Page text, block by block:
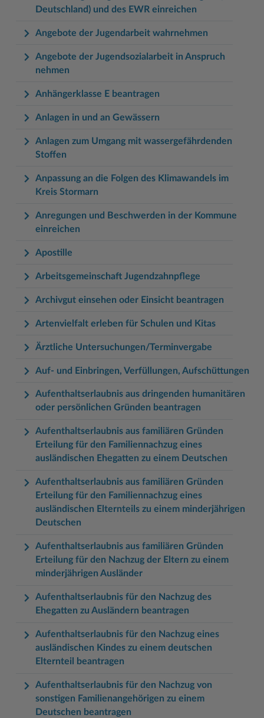
Deutschland) und des EWR einreichen
Angebote der Jugendarbeit wahrnehmen
Angebote der Jugendsozialarbeit in Anspruch
nehmen
Anhängerklasse E beantragen
Anlagen in und an Gewässern
Anlagen zum Umgang mit wassergefährdenden
Stoffen
Anpassung an die Folgen des Klimawandels im
Kreis Stormarn
Anregungen und Beschwerden in der Kommune
einreichen
Apostille
Arbeitsgemeinschaft Jugendzahnpflege
Archivgut einsehen oder Einsicht beantragen
Artenvielfalt erleben für Schulen und Kitas
Ärztliche Untersuchungen/Terminvergabe
Auf- und Einbringen, Verfüllungen, Aufschüttungen
Aufenthaltserlaubnis aus dringenden humanitären
oder persönlichen Gründen beantragen
Aufenthaltserlaubnis aus familiären Gründen
Erteilung für den Familiennachzug eines
ausländischen Ehegatten zu einem Deutschen
Aufenthaltserlaubnis aus familiären Gründen
Erteilung für den Familiennachzug eines
ausländischen Elternteils zu einem minderjährigen
Deutschen
Aufenthaltserlaubnis aus familiären Gründen
Erteilung für den Nachzug der Eltern zu einem
minderjährigen Ausländer
Aufenthaltserlaubnis für den Nachzug des
Ehegatten zu Ausländern beantragen
Aufenthaltserlaubnis für den Nachzug eines
ausländischen Kindes zu einem deutschen
Elternteil beantragen
Aufenthaltserlaubnis für den Nachzug von
sonstigen Familienangehörigen zu einem
Deutschen beantragen